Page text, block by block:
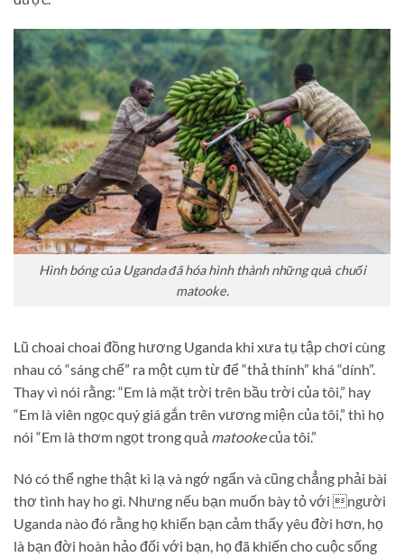
Hình bóng của Uganda đã hóa hình thành những quả chuối
matooke.
Lũ choai choai đồng hương Uganda khi xưa tụ tập chơi cùng
nhau có “sáng chế” ra một cụm từ để “thả thính” khá “dính”.
Thay vì nói rằng: “Em là mặt trời trên bầu trời của tôi,” hay
“Em là viên ngọc quý giá gắn trên vương miện của tôi,” thì họ
nói “Em là thơm ngọt trong quả matookecủa tôi.”
Nó có thể nghe thật kì lạ và ngớ ngẩn và cũng chẳng phải bài
thơ tình hay ho gì. Nhưng nếu bạn muốn bày tỏ với người
Uganda nào đó rằng họ khiến bạn cảm thấy yêu đời hơn, họ
là bạn đời hoàn hảo đối với bạn, họ đã khiến cho cuộc sống